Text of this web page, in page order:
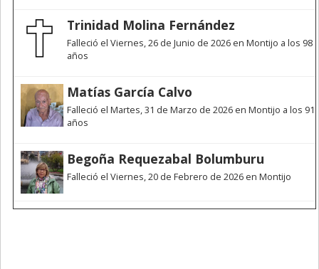
Trinidad Molina Fernández
Falleció el Viernes, 26 de Junio de 2026 en Montijo a los 98
años
Matías García Calvo
Falleció el Martes, 31 de Marzo de 2026 en Montijo a los 91
años
Begoña Requezabal Bolumburu
Falleció el Viernes, 20 de Febrero de 2026 en Montijo